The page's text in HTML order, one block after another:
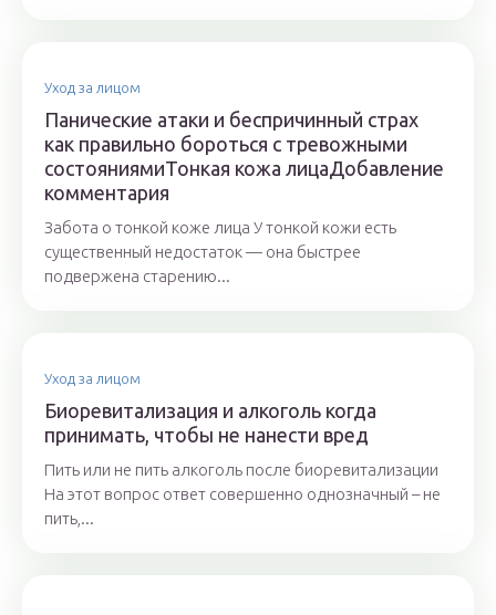
Уход за лицом
Панические атаки и беспричинный страх
как правильно бороться с тревожными
состояниямиТонкая кожа лицаДобавление
комментария
Забота о тонкой коже лица У тонкой кожи есть
существенный недостаток — она быстрее
подвержена старению...
Уход за лицом
Биоревитализация и алкоголь когда
принимать, чтобы не нанести вред
Пить или не пить алкоголь после биоревитализации
На этот вопрос ответ совершенно однозначный – не
пить,...